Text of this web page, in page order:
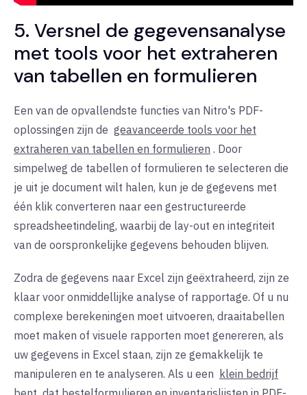
5. Versnel de gegevensanalyse
met tools voor het extraheren
van tabellen en formulieren
Een van de opvallendste functies van Nitro's PDF-
oplossingen zijn de geavanceerde tools voor het
extraheren van tabellen en formulieren . Door
simpelweg de tabellen of formulieren te selecteren die
je uit je document wilt halen, kun je de gegevens met
één klik converteren naar een gestructureerde
spreadsheetindeling, waarbij de lay-out en integriteit
van de oorspronkelijke gegevens behouden blijven.
Zodra de gegevens naar Excel zijn geëxtraheerd, zijn ze
klaar voor onmiddellijke analyse of rapportage. Of u nu
complexe berekeningen moet uitvoeren, draaitabellen
moet maken of visuele rapporten moet genereren, als
uw gegevens in Excel staan, zijn ze gemakkelijk te
manipuleren en te analyseren. Als u een klein bedrijf